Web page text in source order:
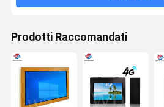
Prodotti Raccomandati